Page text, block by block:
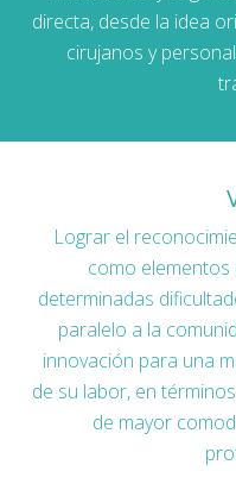
directa, desde la idea
cirujanos y
Lograr el
como elementos
determinadas
paralelo a la
innovación para una
de su labor, en
de mayor